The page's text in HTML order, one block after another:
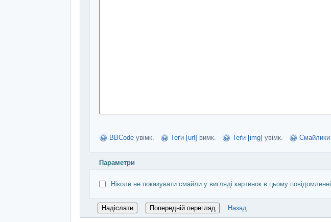
BBCode увімк. Теґи [url] вимк. Теґи [img] увімк. Смайлики
Параметри
Ніколи не показувати смайли у вигляді картинок в цьому повідомленні
Назад